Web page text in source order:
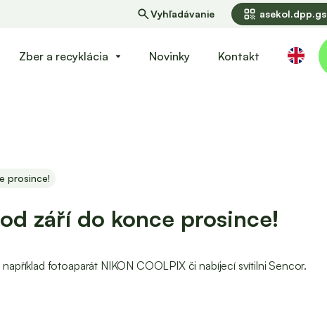
Vyhľadávanie qr_code asekol.dpp.gs
Zber a recyklácia arrow_drop_down Novinky Kontakt
prosince!
září do konce prosince!
fotoaparát NIKON COOLPIX či nabíjecí svítilni Sencor.